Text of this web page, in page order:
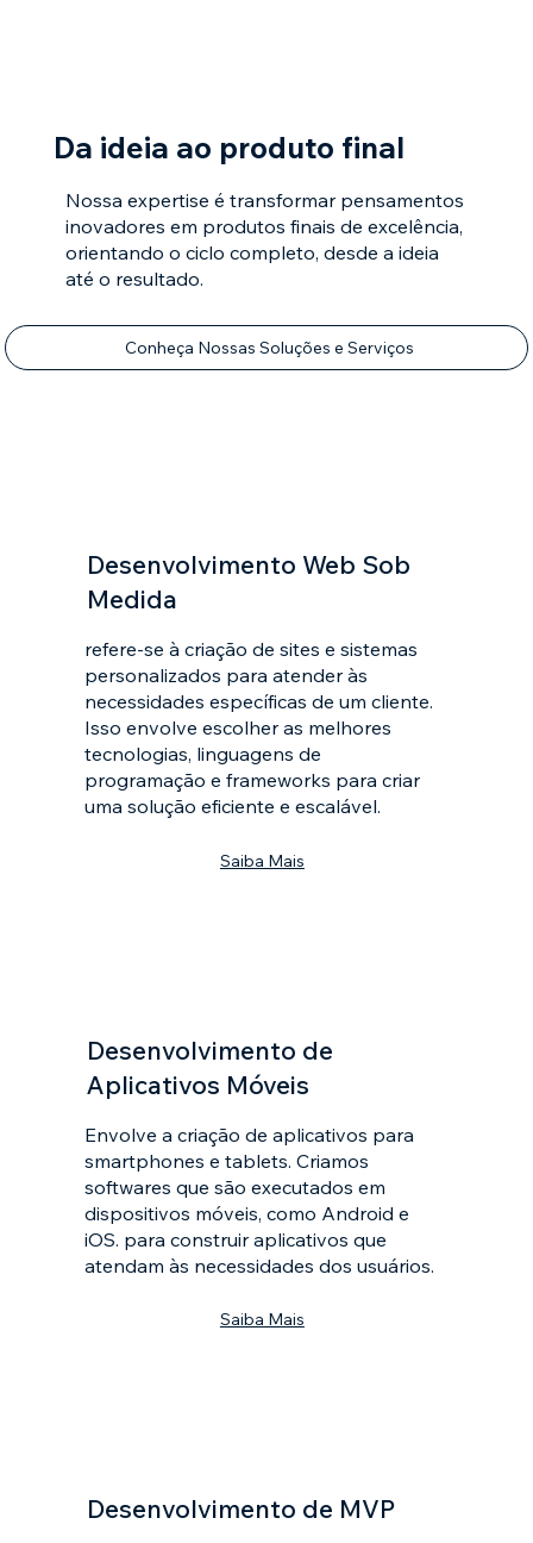
Da ideia ao produto final
Nossa expertise é transformar pensamentos
inovadores em produtos finais de excelência,
orientando o ciclo completo, desde a ideia
até o resultado.
Conheça Nossas Soluções e Serviços
Desenvolvimento Web Sob
Medida
refere-se à criação de sites e sistemas
personalizados para atender às
necessidades específicas de um cliente.
Isso envolve escolher as melhores
tecnologias, linguagens de
programação e frameworks para criar
uma solução eficiente e escalável.
Saiba Mais
Desenvolvimento de
Aplicativos Móveis
Envolve a criação de aplicativos para
smartphones e tablets. Criamos
softwares que são executados em
dispositivos móveis, como Android e
iOS. para construir aplicativos que
atendam às necessidades dos usuários.
Saiba Mais
Desenvolvimento de MVP